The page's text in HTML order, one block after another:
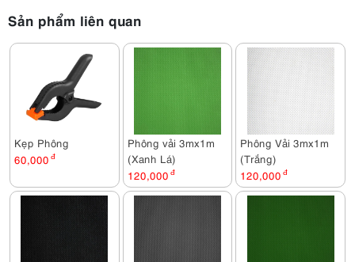
Sản phẩm liên quan
Kẹp Phông
60,000 đ
Phông vải 3mx1m
(Xanh Lá)
120,000 đ
Phông Vải 3mx1m
(Trắng)
120,000 đ